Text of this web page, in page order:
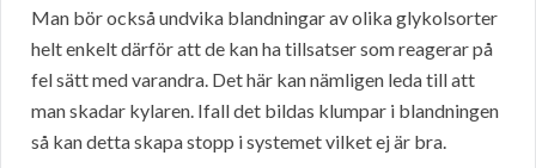
Man bör också undvika blandningar av olika glykolsorter
helt enkelt därför att de kan ha tillsatser som reagerar på
fel sätt med varandra. Det här kan nämligen leda till att
man skadar kylaren. Ifall det bildas klumpar i blandningen
så kan detta skapa stopp i systemet vilket ej är bra.